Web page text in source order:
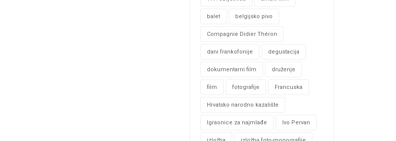
balet belgijsko pivo
Compagnie Didier Théron
dani frankofonije degustacija
dokumentarni film druženje
film fotografije Francuska
Hrvatsko narodno kazalište
Igraonice za najmlađe Ivo Pervan